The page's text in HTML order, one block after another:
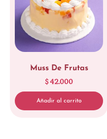
Limpiar
Muss De Frutas
$42.000
Añadir al carrito